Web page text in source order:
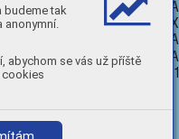
budeme tak
abychom se vás už příště
cookies
Elgacore
Elgacore
Elgacore
Elgacore
Elgacore MX